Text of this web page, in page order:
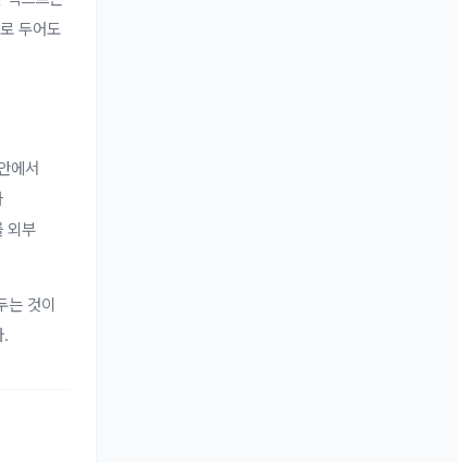
두어도
에서
외부
것이
.